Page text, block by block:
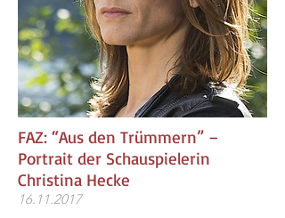
​FAZ: “Aus den Trümmern” –
Portrait der Schauspielerin
Christina Hecke
16.11.2017